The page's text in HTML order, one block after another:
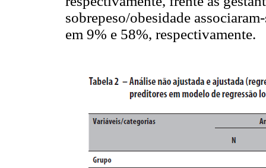
sobrepeso/obesidade
em 9% e 58%, respectivamente.